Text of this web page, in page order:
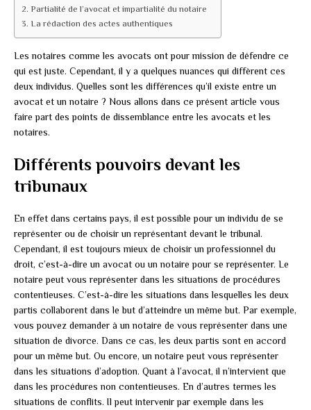
Partialité de l’avocat et impartialité du notaire
La rédaction des actes authentiques
Les notaires comme les avocats ont pour mission de défendre ce
qui est juste. Cependant, il y a quelques nuances qui diffèrent ces
deux individus. Quelles sont les différences qu’il existe entre un
avocat et un notaire ? Nous allons dans ce présent article vous
faire part des points de dissemblance entre les avocats et les
notaires.
Différents pouvoirs devant les
tribunaux
En effet dans certains pays, il est possible pour un individu de se
représenter ou de choisir un représentant devant le tribunal.
Cependant, il est toujours mieux de choisir un professionnel du
droit, c’est-à-dire un avocat ou un notaire pour se représenter. Le
notaire peut vous représenter dans les situations de procédures
contentieuses. C’est-à-dire les situations dans lesquelles les deux
partis collaborent dans le but d’atteindre un même but. Par exemple,
vous pouvez demander à un notaire de vous représenter dans une
situation de divorce. Dans ce cas, les deux partis sont en accord
pour un même but. Ou encore, un notaire peut vous représenter
dans les situations d’adoption. Quant à l’avocat, il n’intervient que
dans les procédures non contentieuses. En d’autres termes les
situations de conflits. Il peut intervenir par exemple dans les